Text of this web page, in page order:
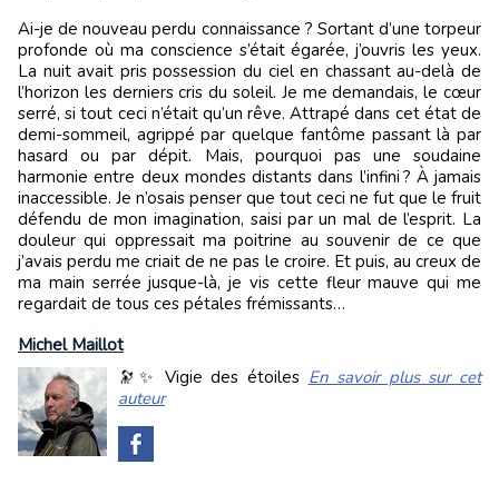
Ai-je de nouveau perdu connaissance ? Sortant d’une torpeur
profonde où ma conscience s’était égarée, j’ouvris les yeux.
La nuit avait pris possession du ciel en chassant au-delà de
l’horizon les derniers cris du soleil. Je me demandais, le cœur
serré, si tout ceci n’était qu’un rêve. Attrapé dans cet état de
demi-sommeil, agrippé par quelque fantôme passant là par
hasard ou par dépit. Mais, pourquoi pas une soudaine
harmonie entre deux mondes distants dans l’infini ? À jamais
inaccessible. Je n’osais penser que tout ceci ne fut que le fruit
défendu de mon imagination, saisi par un mal de l’esprit. La
douleur qui oppressait ma poitrine au souvenir de ce que
j’avais perdu me criait de ne pas le croire. Et puis, au creux de
ma main serrée jusque-là, je vis cette fleur mauve qui me
regardait de tous ces pétales frémissants…
Michel Maillot
🔭✨ Vigie des étoiles En savoir plus sur cet
auteur